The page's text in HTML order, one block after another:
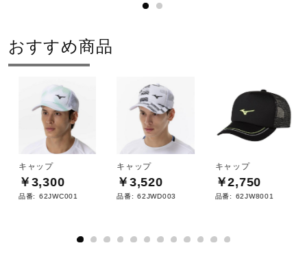
おすすめ商品
キャップ
￥3,300
品番: 62JWC001
キャップ
￥3,520
品番: 62JWD003
キャップ
￥2,750
品番: 62JW8001